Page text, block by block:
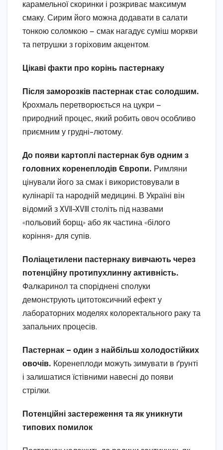
карамельної скоринки і розкриває максимум
смаку. Сирим його можна додавати в салати
тонкою соломкою — смак нагадує суміш моркви
та петрушки з горіховим акцентом.
Цікаві факти про корінь пастернаку
Після заморозків пастернак стає солодшим.
Крохмаль перетворюється на цукри —
природний процес, який робить овоч особливо
приємним у грудні–лютому.
До появи картоплі пастернак був одним з
головних коренеплодів Європи. Римляни
цінували його за смак і використовували в
кулінарії та народній медицині. В Україні він
відомий з XVII–XVIII століть під назвами
«польовий борщ» або як частина «білого
коріння» для супів.
Поліацетилени пастернаку вивчають через
потенційну протипухлинну активність.
Фалкаринол та споріднені сполуки
демонструють цитотоксичний ефект у
лабораторних моделях колоректального раку та
запальних процесів.
Пастернак — один з найбільш холодостійких
овочів. Коренеплоди можуть зимувати в ґрунті
і залишатися їстівними навесні до появи
стрілки.
Потенційні застереження та як уникнути
типових помилок